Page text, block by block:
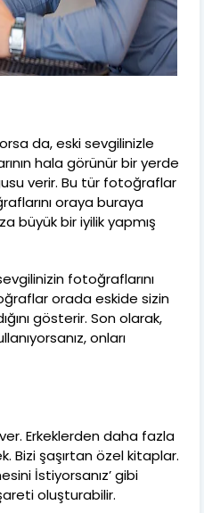
da, eski sevgilinizle
hala görünür bir yerde
verir. Bu tür fotoğraflar
oraya buraya
büyük bir iyilik yapmış
fotoğraflarını
orada eskide sizin
gösterir. Son olarak,
onları
Erkeklerden daha fazla
Bizi şaşırtan özel kitaplar.
İstiyorsanız’ gibi
oluşturabilir.